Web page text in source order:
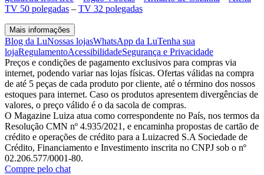
TV 50 polegadas – TV 32 polegadas
Mais informações
Blog da LuNossas lojasWhatsApp da LuTenha sua
lojaRegulamentoAcessibilidadeSegurança e Privacidade
Preços e condições de pagamento exclusivos para compras via
internet, podendo variar nas lojas físicas. Ofertas válidas na compra
de até 5 peças de cada produto por cliente, até o término dos nossos
estoques para internet. Caso os produtos apresentem divergências de
valores, o preço válido é o da sacola de compras.
O Magazine Luiza atua como correspondente no País, nos termos da
Resolução CMN nº 4.935/2021, e encaminha propostas de cartão de
crédito e operações de crédito para a Luizacred S.A Sociedade de
Crédito, Financiamento e Investimento inscrita no CNPJ sob o nº
02.206.577/0001-80.
Compre pelo chat